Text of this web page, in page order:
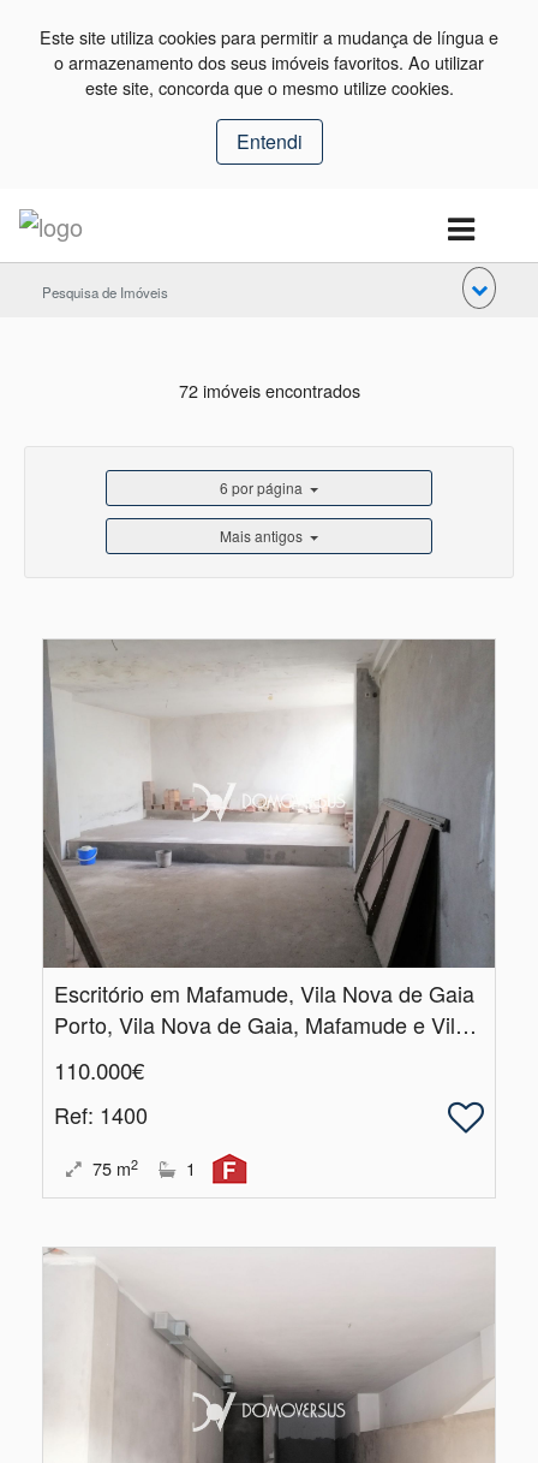
Este site utiliza cookies para permitir a mudança de língua e
o armazenamento dos seus imóveis favoritos. Ao utilizar
este site, concorda que o mesmo utilize cookies.
Entendi
Pesquisa de Imóveis
72 imóveis encontrados
6 por página
Mais antigos
Escritório em Mafamude, Vila Nova de Gaia
Porto, Vila Nova de Gaia, Mafamude e Vilar do Paraíso
110.000€
Ref: 1400
75 m2 1